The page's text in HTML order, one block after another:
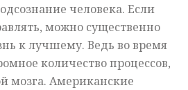
человека. Если
можно существенно
к лучшему. Ведь во время
количество процессов,
мозга. Американские